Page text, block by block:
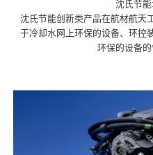
沈氏节
沈氏节能创新类产品在航材航天
于冷却水网上环保的设备、环控
环保的设备的